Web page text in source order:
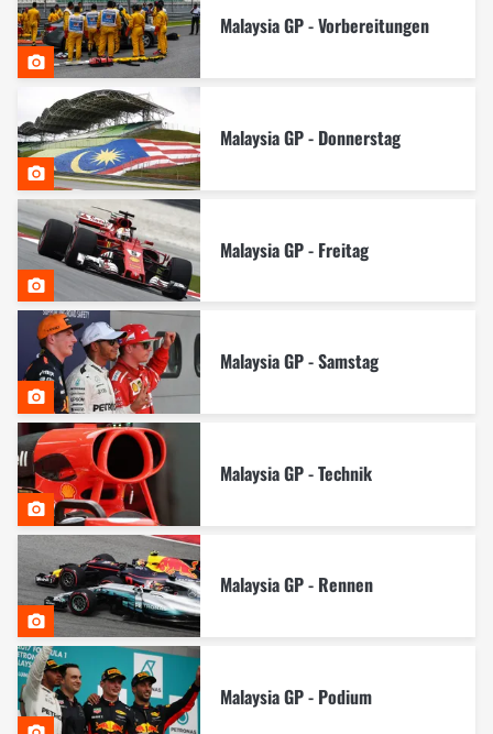
Malaysia GP - Vorbereitungen
Malaysia GP - Donnerstag
Malaysia GP - Freitag
Malaysia GP - Samstag
Malaysia GP - Technik
Malaysia GP - Rennen
Malaysia GP - Podium